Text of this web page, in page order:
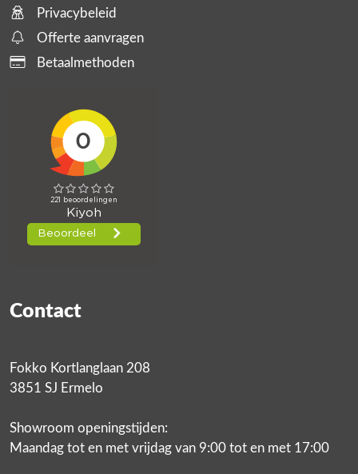
Privacybeleid
Offerte aanvragen
Betaalmethoden
Contact
Fokko Kortlanglaan 208
3851 SJ Ermelo
Showroom openingstijden:
Maandag tot en met vrijdag van 9:00 tot en met 17:00